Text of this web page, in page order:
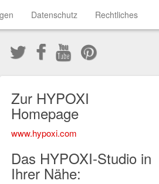
Datenschutz Rechtliches
Zur HYPOXI
Homepage
www.hypoxi.com
Das HYPOXI-Studio in
Ihrer Nähe: